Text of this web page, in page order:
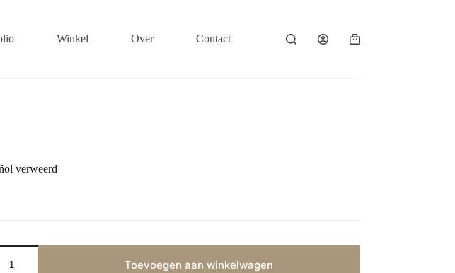
Winkel Over Contact Winkelwagen
verweerd
Toevoegen aan winkelwagen